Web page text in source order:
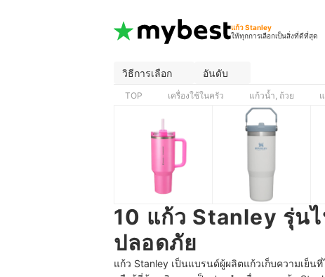
แก้ว Stanley
ให้ทุกการเลือกเป็นสิ่งที่ดีที่สุด
วิธีการเลือก อันดับ
TOP เครื่องใช้ในครัว แก้วน้ำ, ถ้วย
10 แก้ว Stanley รุ่น
ปลอดภัย
แก้ว Stanley เป็นแบรนด์ผู้ผลิตแก้วเก็บความเย็